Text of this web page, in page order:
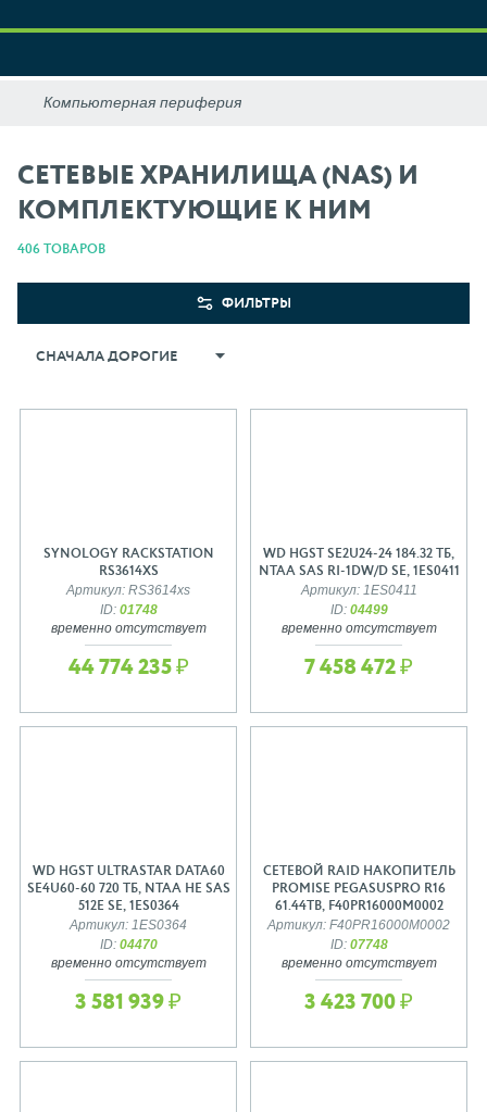
СЕТЕВЫЕ ХРАНИЛИЩА (NAS) И
КОМПЛЕКТУЮЩИЕ К НИМ
406 ТОВАРОВ
ФИЛЬТРЫ
СНАЧАЛА ДОРОГИЕ
SYNOLOGY RACKSTATION
RS3614XS
Артикул: RS3614xs
ID: 01748
временно отсутствует
44 774 235 ₽
WD HGST SE2U24-24 184.32 ТБ,
NTAA SAS RI-1DW/D SE, 1ES0411
Артикул: 1ES0411
ID: 04499
временно отсутствует
7 458 472 ₽
WD HGST ULTRASTAR DATA60
SE4U60-60 720 ТБ, NTAA HE SAS
512E SE, 1ES0364
Артикул: 1ES0364
ID: 04470
временно отсутствует
3 581 939 ₽
СЕТЕВОЙ RAID НАКОПИТЕЛЬ
PROMISE PEGASUSPRO R16
61.44TB, F40PR16000M0002
Артикул: F40PR16000M0002
ID: 07748
временно отсутствует
3 423 700 ₽